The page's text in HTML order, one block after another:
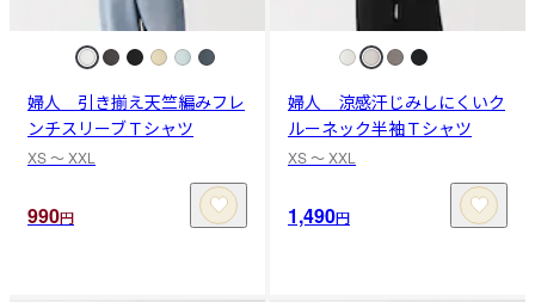
婦人 引き揃え天竺編みフレ
ンチスリーブＴシャツ
XS 〜 XXL
990円
婦人 涼感汗じみしにくいク
ルーネック半袖Ｔシャツ
XS 〜 XXL
1,490円